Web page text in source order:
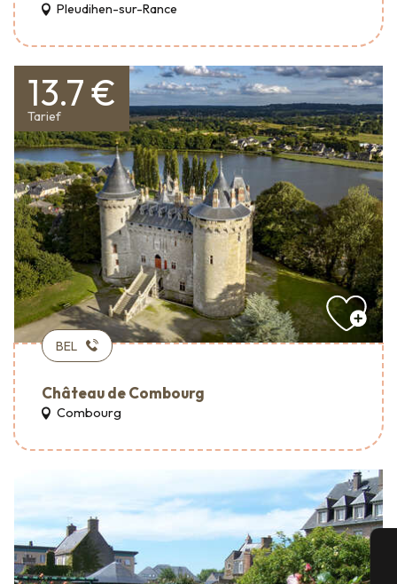
Pleudihen-sur-Rance
13.7 €
Tarief
BEL
Château de Combourg
Combourg